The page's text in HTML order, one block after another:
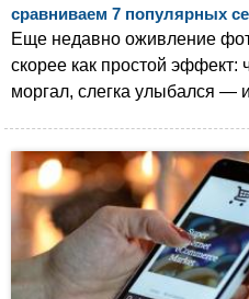
сравниваем 7 популярных
Еще недавно оживление
скорее как простой эффект:
моргал, слегка улыбался —